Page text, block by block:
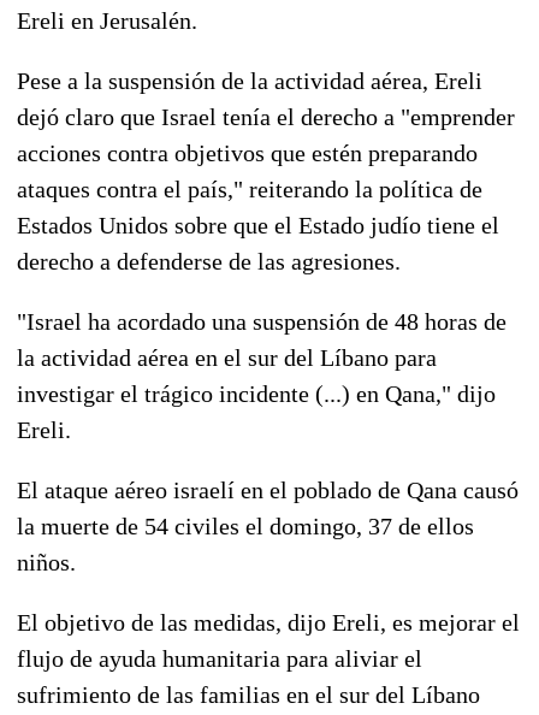
Ereli en Jerusalén.
Pese a la suspensión de la actividad aérea, Ereli
dejó claro que Israel tenía el derecho a "emprender
acciones contra objetivos que estén preparando
ataques contra el país," reiterando la política de
Estados Unidos sobre que el Estado judío tiene el
derecho a defenderse de las agresiones.
"Israel ha acordado una suspensión de 48 horas de
la actividad aérea en el sur del Líbano para
investigar el trágico incidente (...) en Qana," dijo
Ereli.
El ataque aéreo israelí en el poblado de Qana causó
la muerte de 54 civiles el domingo, 37 de ellos
niños.
El objetivo de las medidas, dijo Ereli, es mejorar el
flujo de ayuda humanitaria para aliviar el
sufrimiento de las familias en el sur del Líbano